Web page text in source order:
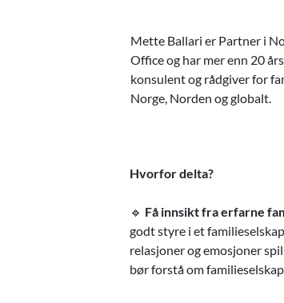
Mette Ballari er Partner i
Office og har mer enn 20
konsulent og rådgiver for
Norge, Norden og globalt.
Hvorfor delta?
🔹 Få innsikt fra erfarne
godt styre i et
relasjoner og emosjoner
bør forstå om